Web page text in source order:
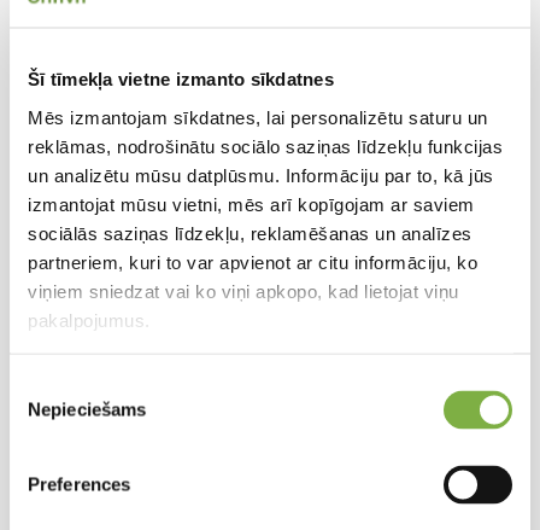
Šī tīmekļa vietne izmanto sīkdatnes
Mēs izmantojam sīkdatnes, lai personalizētu saturu un
reklāmas, nodrošinātu sociālo saziņas līdzekļu funkcijas
un analizētu mūsu datplūsmu. Informāciju par to, kā jūs
izmantojat mūsu vietni, mēs arī kopīgojam ar saviem
sociālās saziņas līdzekļu, reklamēšanas un analīzes
partneriem, kuri to var apvienot ar citu informāciju, ko
viņiem sniedzat vai ko viņi apkopo, kad lietojat viņu
pakalpojumus.
izvēle
Nepieciešams
Preferences
CC rati ar gumijas riteņiem